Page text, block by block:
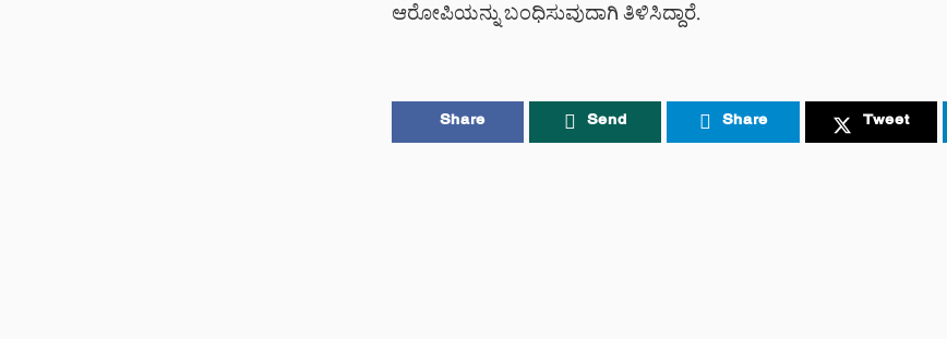
ಆರೋಪಿಯನ್ನು ಬಂಧಿಸುವುದಾಗಿ ತಿಳಿಸಿದ್ದಾರೆ.
Share Send Share Tweet